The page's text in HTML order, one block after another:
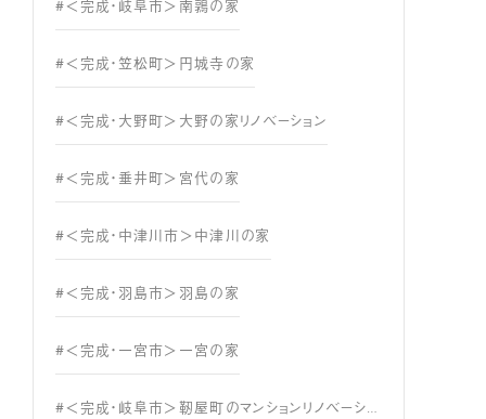
#＜完成・岐阜市＞南鶉の家
#＜完成・笠松町＞円城寺の家
#＜完成・大野町＞大野の家リノベーション
#＜完成・垂井町＞宮代の家
#＜完成・中津川市＞中津川の家
#＜完成・羽島市＞羽島の家
#＜完成・一宮市＞一宮の家
#＜完成・岐阜市＞靭屋町のマンションリノベーション